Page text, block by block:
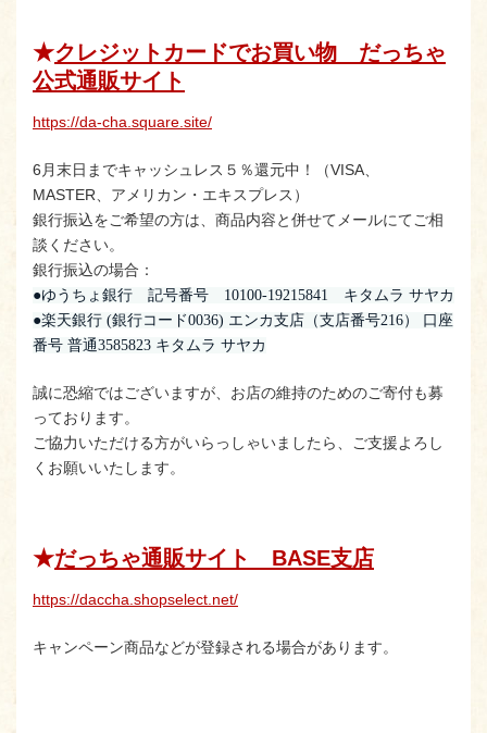
★クレジットカードでお買い物 だっちゃ
公式通販サイト
https://da-cha.square.site/
6月末日までキャッシュレス５％還元中！（VISA、
MASTER、アメリカン・エキスプレス）
銀行振込をご希望の方は、商品内容と併せてメールにてご相
談ください。
銀行振込の場合：
●ゆうちょ銀行 記号番号 10100-19215841 キタムラ サヤカ
●楽天銀行 (銀行コード0036) エンカ支店（支店番号216） 口座
番号 普通3585823 キタムラ サヤカ
誠に恐縮ではございますが、お店の維持のためのご寄付も募
っております。
ご協力いただける方がいらっしゃいましたら、ご支援よろし
くお願いいたします。
★だっちゃ通販サイト BASE支店
https://daccha.shopselect.net/
キャンペーン商品などが登録される場合があります。